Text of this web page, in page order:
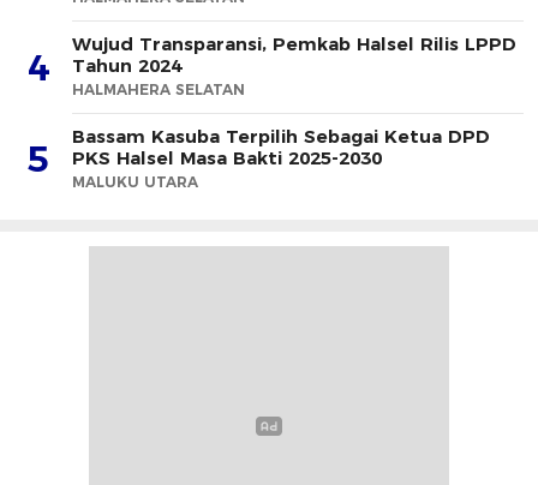
4
Wujud Transparansi, Pemkab Halsel Rilis LPPD
Tahun 2024
HALMAHERA SELATAN
5
Bassam Kasuba Terpilih Sebagai Ketua DPD
PKS Halsel Masa Bakti 2025-2030
MALUKU UTARA